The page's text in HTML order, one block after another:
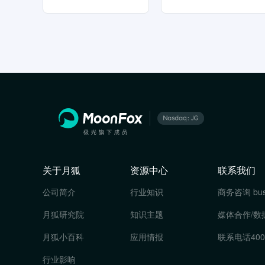
关于月狐
公司简介
月狐研究院
月狐小百科
行业影响
资源中心
行业知识
知识主题
应用情报
联系我们
商务咨询
媒体合作/数
联系电话